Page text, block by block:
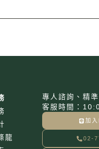
龍
專人諮詢、精
客服時間：
加
02-